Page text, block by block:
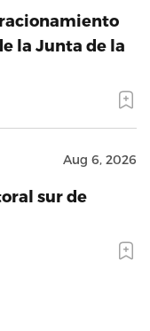
la Junta de la
Aug 6, 2026
sur de